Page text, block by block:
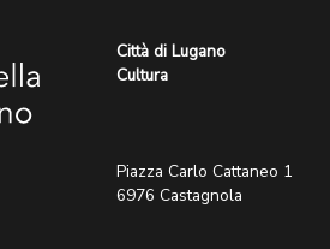
Città di Lugano
Cultura
Piazza Carlo Cattaneo 1
6976 Castagnola